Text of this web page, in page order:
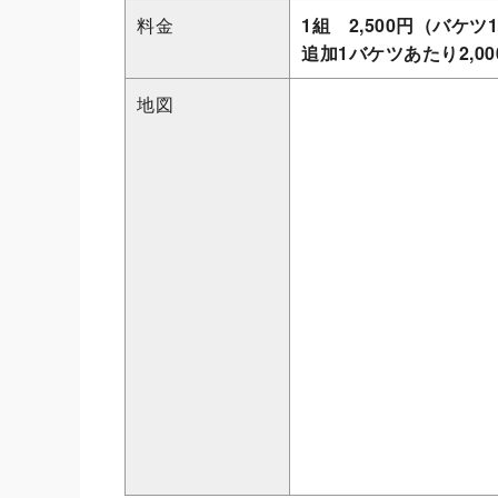
料金
1組 2,500円（バケツ1
追加1バケツあたり
地図